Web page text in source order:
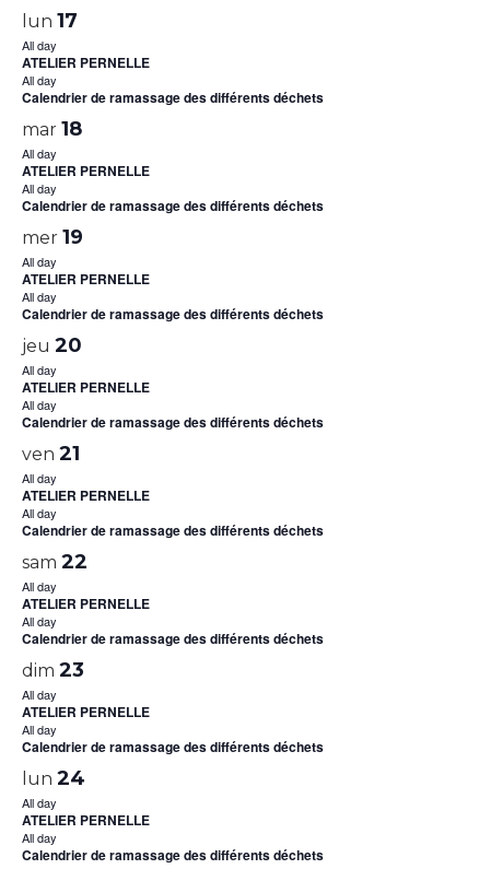
lun 17
All day
ATELIER PERNELLE
All day
Calendrier de ramassage des différents déchets
mar 18
All day
ATELIER PERNELLE
All day
Calendrier de ramassage des différents déchets
mer 19
All day
ATELIER PERNELLE
All day
Calendrier de ramassage des différents déchets
jeu 20
All day
ATELIER PERNELLE
All day
Calendrier de ramassage des différents déchets
ven 21
All day
ATELIER PERNELLE
All day
Calendrier de ramassage des différents déchets
sam 22
All day
ATELIER PERNELLE
All day
Calendrier de ramassage des différents déchets
dim 23
All day
ATELIER PERNELLE
All day
Calendrier de ramassage des différents déchets
lun 24
All day
ATELIER PERNELLE
All day
Calendrier de ramassage des différents déchets